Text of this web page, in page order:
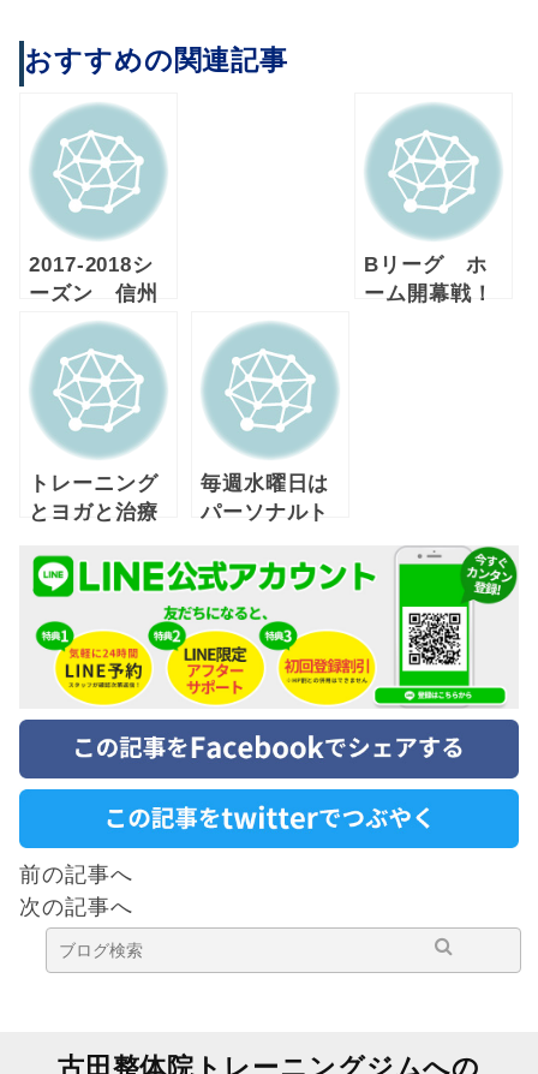
おすすめの関連記事
2017-2018シ
ーズン 信州
ブレイブウォ
リアーズ
Bリーグ ホ
ーム開幕戦！
トレーニング
とヨガと治療
毎週水曜日は
パーソナルト
前の記事へ
次の記事へ
古田整体院トレーニングジムへの